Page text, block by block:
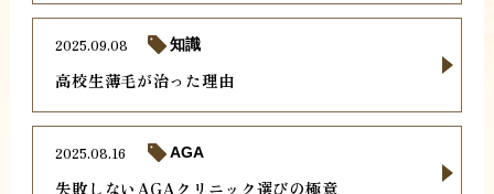
高校生薄毛が治った理由
2025.09.08 知識
失敗しないAGAクリニック選びの極意
2025.08.16 AGA